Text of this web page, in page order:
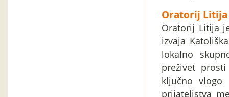
Oratorij
Oratorij Litija
izvaja
lokalno
preživet
ključno vlogo
prijateljstva